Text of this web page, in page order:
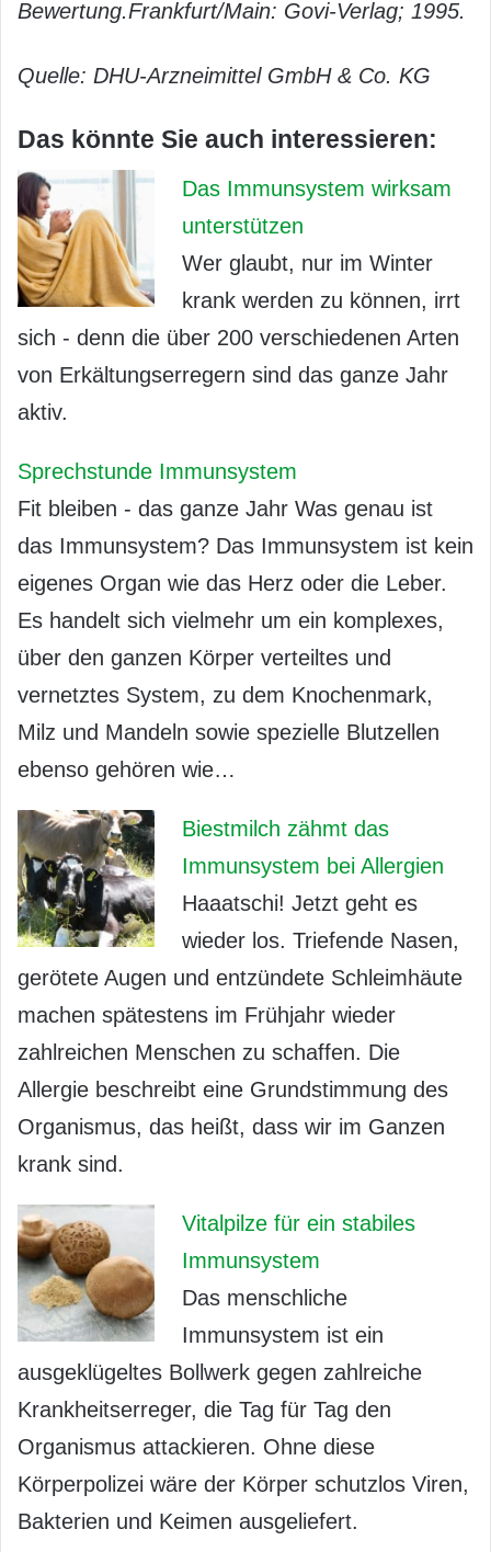
Bewertung.Frankfurt/Main: Govi-Verlag; 1995.
Quelle: DHU-Arzneimittel GmbH & Co. KG
Das könnte Sie auch interessieren:
Das Immunsystem wirksam
unterstützen
Wer glaubt, nur im Winter
krank werden zu können, irrt
sich - denn die über 200 verschiedenen Arten
von Erkältungserregern sind das ganze Jahr
aktiv.
Sprechstunde Immunsystem
Fit bleiben - das ganze Jahr Was genau ist
das Immunsystem? Das Immunsystem ist kein
eigenes Organ wie das Herz oder die Leber.
Es handelt sich vielmehr um ein komplexes,
über den ganzen Körper verteiltes und
vernetztes System, zu dem Knochenmark,
Milz und Mandeln sowie spezielle Blutzellen
ebenso gehören wie…
Biestmilch zähmt das
Immunsystem bei Allergien
Haaatschi! Jetzt geht es
wieder los. Triefende Nasen,
gerötete Augen und entzündete Schleimhäute
machen spätestens im Frühjahr wieder
zahlreichen Menschen zu schaffen. Die
Allergie beschreibt eine Grundstimmung des
Organismus, das heißt, dass wir im Ganzen
krank sind.
Vitalpilze für ein stabiles
Immunsystem
Das menschliche
Immunsystem ist ein
ausgeklügeltes Bollwerk gegen zahlreiche
Krankheitserreger, die Tag für Tag den
Organismus attackieren. Ohne diese
Körperpolizei wäre der Körper schutzlos Viren,
Bakterien und Keimen ausgeliefert.